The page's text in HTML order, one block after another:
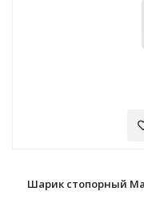
Шарик стопорный